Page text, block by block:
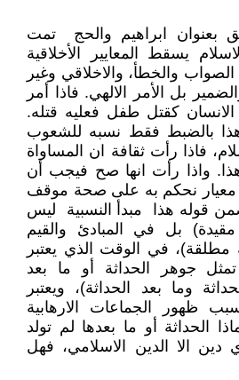
بعنوان ابراهيم والحج تمت
يسقط المعايير الأخلاقية
الصواب والخطأ، والاخلاقي وغير
بل الأمر الالهي. فاذا أمر
الانسان كقتل طفل فعليه قتله.
بالضبط فقط نسبه للشعوب
فاذا رأت ثقافة ان المساواة
واذا رأت انها صح فيجب أن
معيار نحكم به على صحة موقف
قوله هذا مبدأ النسبية ليس
بل في المبادئ والقيم
مطلقة)، في الوقت الذي يعتبر
تمثل جوهر الحداثة أو ما بعد
وما بعد الحداثة)، ويعتبر
ظهور الجماعات الارهابية
الحداثة أو ما بعدها لم تولد
الا الدين الاسلامي، فهل